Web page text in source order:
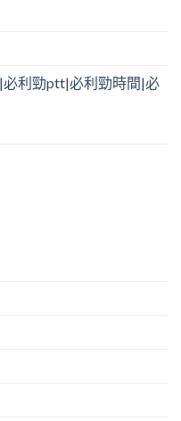
利勁ptt|必利勁時間|必